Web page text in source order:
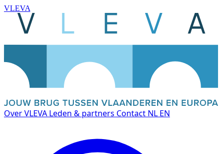
VLEVA
Over VLEVA Leden & partners Contact NL EN